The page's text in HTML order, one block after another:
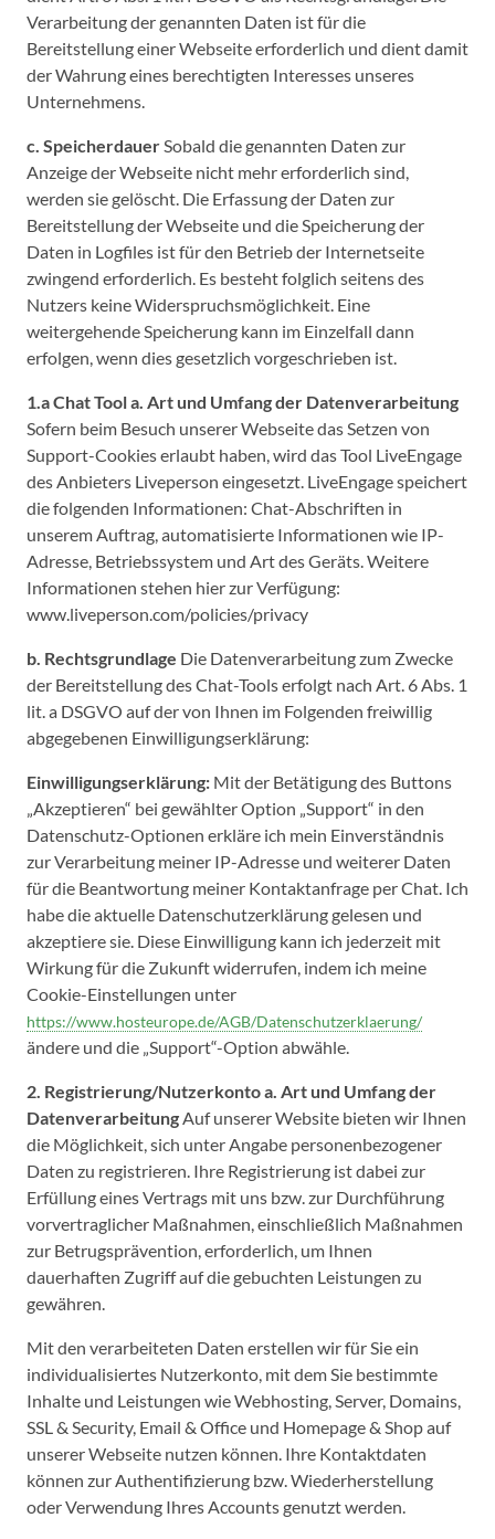
Verarbeitung der genannten Daten ist für die
Bereitstellung einer Webseite erforderlich und dient damit
der Wahrung eines berechtigten Interesses unseres
Unternehmens.
c. SpeicherdauerSobald die genannten Daten zur
Anzeige der Webseite nicht mehr erforderlich sind,
werden sie gelöscht. Die Erfassung der Daten zur
Bereitstellung der Webseite und die Speicherung der
Daten in Logfiles ist für den Betrieb der Internetseite
zwingend erforderlich. Es besteht folglich seitens des
Nutzers keine Widerspruchsmöglichkeit. Eine
weitergehende Speicherung kann im Einzelfall dann
erfolgen, wenn dies gesetzlich vorgeschrieben ist.
1.a Chat Toola. Art und Umfang der Datenverarbeitung
Sofern beim Besuch unserer Webseite das Setzen von
Support-Cookies erlaubt haben, wird das Tool LiveEngage
des Anbieters Liveperson eingesetzt. LiveEngage speichert
die folgenden Informationen: Chat-Abschriften in
unserem Auftrag, automatisierte Informationen wie IP-
Adresse, Betriebssystem und Art des Geräts. Weitere
Informationen stehen hier zur Verfügung:
www.liveperson.com/policies/privacy
b. Rechtsgrundlage Die Datenverarbeitung zum Zwecke
der Bereitstellung des Chat-Tools erfolgt nach Art. 6 Abs. 1
lit. a DSGVO auf der von Ihnen im Folgenden freiwillig
abgegebenen Einwilligungserklärung:
Einwilligungserklärung: Mit der Betätigung des Buttons
„Akzeptieren“ bei gewählter Option „Support“ in den
Datenschutz-Optionen erkläre ich mein Einverständnis
zur Verarbeitung meiner IP-Adresse und weiterer Daten
für die Beantwortung meiner Kontaktanfrage per Chat. Ich
habe die aktuelle Datenschutzerklärung gelesen und
akzeptiere sie. Diese Einwilligung kann ich jederzeit mit
Wirkung für die Zukunft widerrufen, indem ich meine
Cookie-Einstellungen unter
https://www.hosteurope.de/AGB/Datenschutzerklaerung/
ändere und die „Support“-Option abwähle.
2. Registrierung/Nutzerkontoa. Art und Umfang der
DatenverarbeitungAuf unserer Website bieten wir Ihnen
die Möglichkeit, sich unter Angabe personenbezogener
Daten zu registrieren. Ihre Registrierung ist dabei zur
Erfüllung eines Vertrags mit uns bzw. zur Durchführung
vorvertraglicher Maßnahmen, einschließlich Maßnahmen
zur Betrugsprävention, erforderlich, um Ihnen
dauerhaften Zugriff auf die gebuchten Leistungen zu
gewähren.
Mit den verarbeiteten Daten erstellen wir für Sie ein
individualisiertes Nutzerkonto, mit dem Sie bestimmte
Inhalte und Leistungen wie Webhosting, Server, Domains,
SSL & Security, Email & Office und Homepage & Shop auf
unserer Webseite nutzen können. Ihre Kontaktdaten
können zur Authentifizierung bzw. Wiederherstellung
oder Verwendung Ihres Accounts genutzt werden.